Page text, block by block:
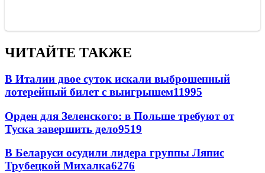
ЧИТАЙТЕ ТАКЖЕ
В Италии двое суток искали выброшенный
лотерейный билет с выигрышем11995
Орден для Зеленского: в Польше требуют от
Туска завершить дело9519
В Беларуси осудили лидера группы Ляпис
Трубецкой Михалка6276